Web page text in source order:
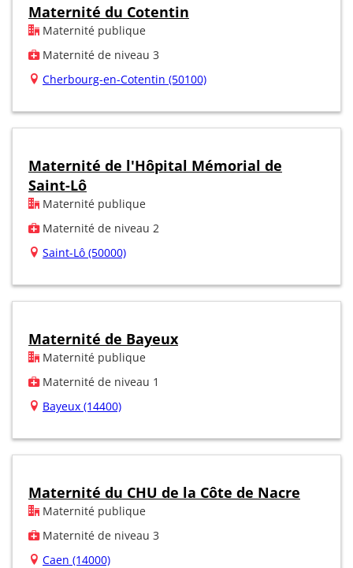
Maternité du Cotentin
Maternité publique
Maternité de niveau 3
Cherbourg-en-Cotentin (50100)
Maternité de l'Hôpital Mémorial de
Saint-Lô
Maternité publique
Maternité de niveau 2
Saint-Lô (50000)
Maternité de Bayeux
Maternité publique
Maternité de niveau 1
Bayeux (14400)
Maternité du CHU de la Côte de Nacre
Maternité publique
Maternité de niveau 3
Caen (14000)